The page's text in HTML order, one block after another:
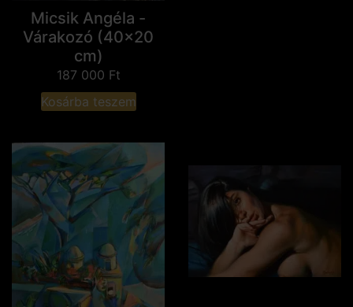
Micsik Angéla -
Várakozó (40x20
cm)
187 000 Ft
Kosárba teszem